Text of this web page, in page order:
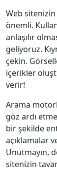
Web
önemli.
anlaşılır
geliyoruz.
çekin.
içerikler
verir!
Arama
göz ardı
bir şekilde
açıklamalar
Unutmayın,
sitenizin